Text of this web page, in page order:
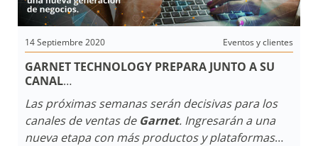
14 Septiembre 2020 Eventos y clientes
GARNET TECHNOLOGY PREPARA JUNTO A SU
CANAL
DE DISTRIBUCIÓN EL LANZAMIENTO DE NUEVAS
SOLUCIONES
Las próximas semanas serán decisivas para los
canales de ventas de Garnet. Ingresarán a una
nueva etapa con más productos y plataformas